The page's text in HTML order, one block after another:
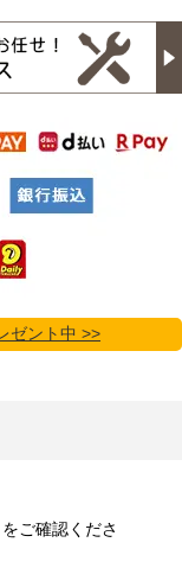
ゼント中 >>
をご確認くださ